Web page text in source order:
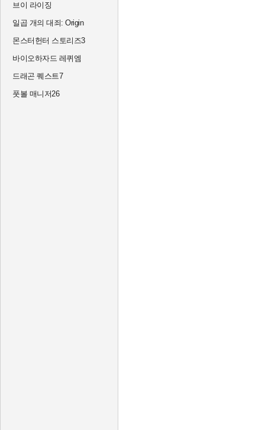
브이 라이징
일곱 개의 대죄: Origin
몬스터헌터 스토리즈3
바이오하자드 레퀴엠
드래곤 퀘스트7
풋볼 매니저26